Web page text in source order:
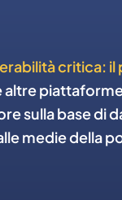
critica: il
altre
sulla base di
medie della